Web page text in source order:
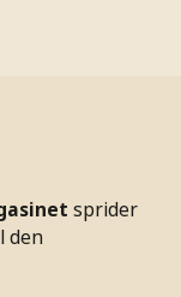
sprider
den